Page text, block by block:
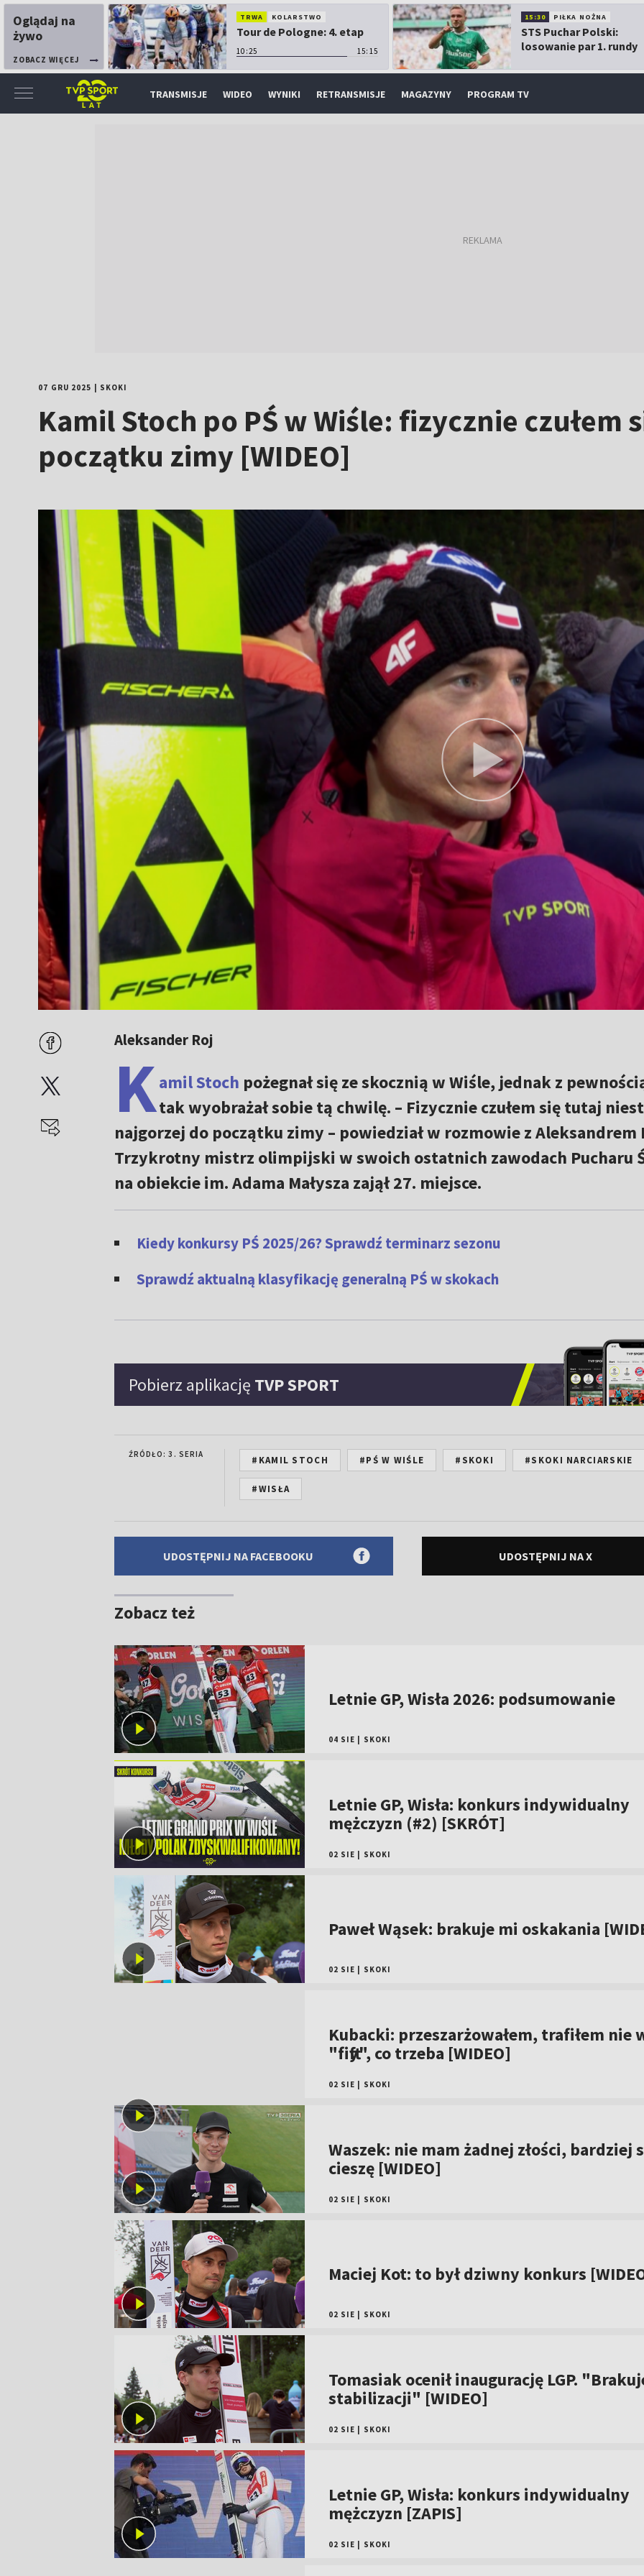
Oglądaj na
żywo
ZOBACZ WIĘCEJ
TRWA KOLARSTWO
Tour de Pologne: 4. etap
10:25 15:15
15:30 PIŁKA NOŻNA
STS Puchar Polski:
losowanie par 1. rundy
TRANSMISJE WIDEO WYNIKI RETRANSMISJE MAGAZYNY PROGRAM TV
07 GRU 2025 SKOKI
Kamil Stoch po PŚ w Wiśle: fizycznie czułem
początku zimy [WIDEO]
Aleksander Roj
Kamil Stoch pożegnał się ze skocznią w Wiśle, jednak z
tak wyobrażał sobie tą chwilę. – Fizycznie czułem się tutaj
najgorzej do początku zimy – powiedział w rozmowie z Aleksandrem
Trzykrotny mistrz olimpijski w swoich ostatnich zawodach Pucharu
na obiekcie im. Adama Małysza zajął 27. miejsce.
Kiedy konkursy PŚ 2025/26? Sprawdź terminarz sezonu
Sprawdź aktualną klasyfikację generalną PŚ w skokach
Pobierz aplikację TVP SPORT
ŹRÓDŁO: 3. SERIA #KAMIL STOCH #PŚ W WIŚLE #SKOKI #SKOKI NARCIARSKIE
#WISŁA
UDOSTĘPNIJ NA FACEBOOKU UDOSTĘPNIJ NA X
Zobacz też
Letnie GP, Wisła 2026: podsumowanie
04 SIE SKOKI
Letnie GP, Wisła: konkurs indywidualny
mężczyzn (#2) [SKRÓT]
02 SIE SKOKI
Paweł Wąsek: brakuje mi oskakania
02 SIE SKOKI
Kubacki: przeszarżowałem, trafiłem nie
"fifty", co trzeba [WIDEO]
02 SIE SKOKI
Waszek: nie mam żadnej złości, bardziej
cieszę [WIDEO]
02 SIE SKOKI
Maciej Kot: to był dziwny konkurs
02 SIE SKOKI
Tomasiak ocenił inaugurację LGP.
stabilizacji" [WIDEO]
02 SIE SKOKI
Letnie GP, Wisła: konkurs indywidualny
mężczyzn [ZAPIS]
02 SIE SKOKI